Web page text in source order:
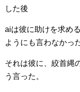
した後
aiは彼に助けを求め
ようにも言わなかっ
それは彼に、絞首縄
う言った。